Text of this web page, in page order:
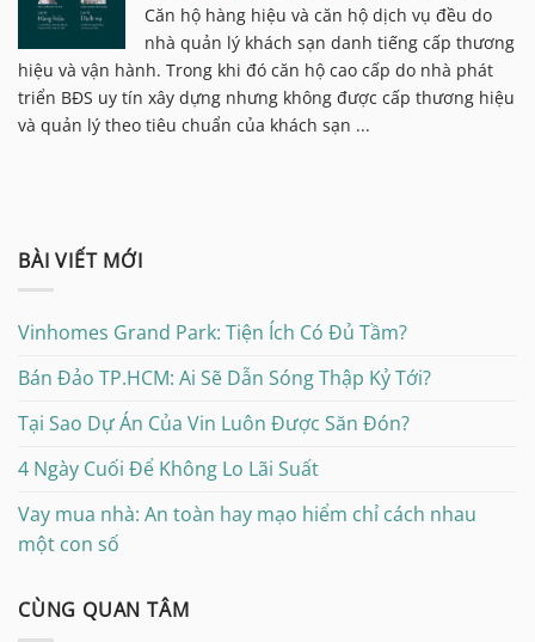
Căn hộ hàng hiệu và căn hộ dịch vụ đều do
nhà quản lý khách sạn danh tiếng cấp thương
hiệu và vận hành. Trong khi đó căn hộ cao cấp do nhà phát
triển BĐS uy tín xây dựng nhưng không được cấp thương hiệu
và quản lý theo tiêu chuẩn của khách sạn ...
BÀI VIẾT MỚI
Vinhomes Grand Park: Tiện Ích Có Đủ Tầm?
Bán Đảo TP.HCM: Ai Sẽ Dẫn Sóng Thập Kỷ Tới?
Tại Sao Dự Án Của Vin Luôn Được Săn Đón?
4 Ngày Cuối Để Không Lo Lãi Suất
Vay mua nhà: An toàn hay mạo hiểm chỉ cách nhau
một con số
CÙNG QUAN TÂM